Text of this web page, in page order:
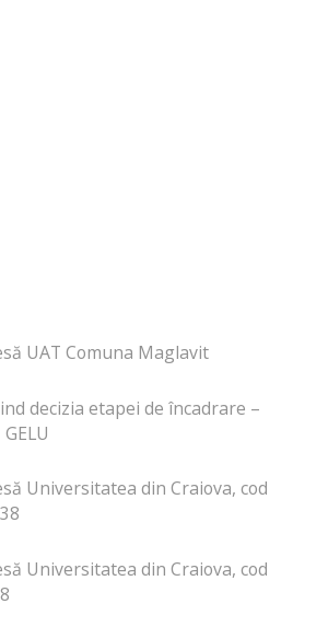
UAT Comuna Maglavit
decizia etapei de încadrare –
Universitatea din Craiova, cod
Universitatea din Craiova, cod